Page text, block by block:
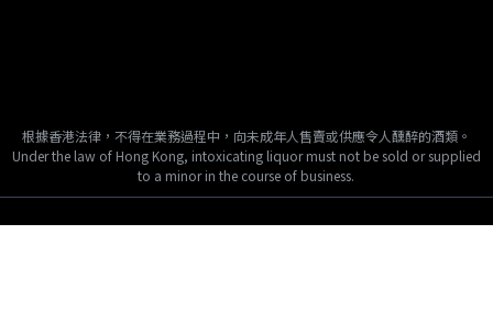
根據香港法律，不得在業務過程中，向未成年人售賣或供應令人醺醉的酒類。
Under the law of Hong Kong, intoxicating liquor must not be sold or supplied
to a minor in the course of business.
Copyright © 2024, Tai Fook Hong International Company Limited, All